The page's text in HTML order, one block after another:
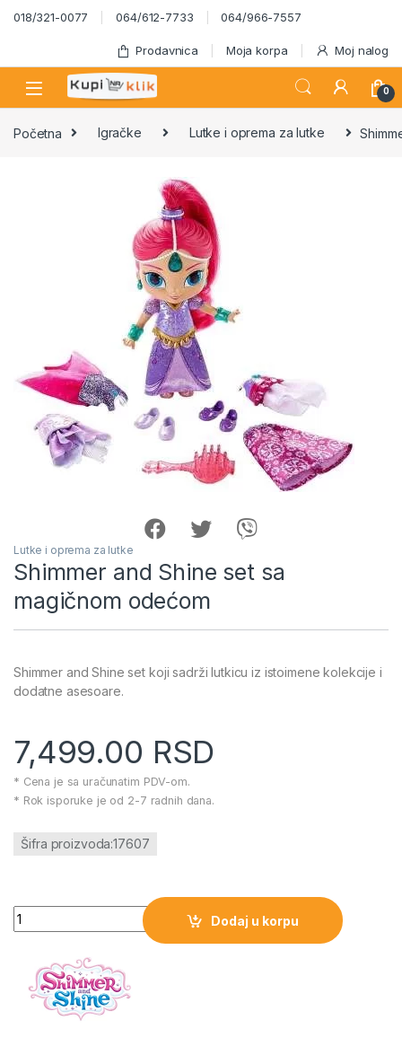
Skip to navigation
Skip to content
018/321-0077 064/612-7733 064/966-7557
Prodavnica Moja korpa Moj nalog
0
Početna Igračke Lutke i oprema za lutke
Lutke i oprema za lutke
Shimmer and Shine set sa
magičnom odećom
Shimmer and Shine set koji sadrži lutkicu iz istoimene kolekcije i
dodatne asesoare.
7,499.00 RSD
* Cena je sa uračunatim PDV-om.
* Rok isporuke je od 2-7 radnih dana.
Šifra proizvoda:17607
Shimmer and Shine set sa magičnom odećom količina
Dodaj u korpu